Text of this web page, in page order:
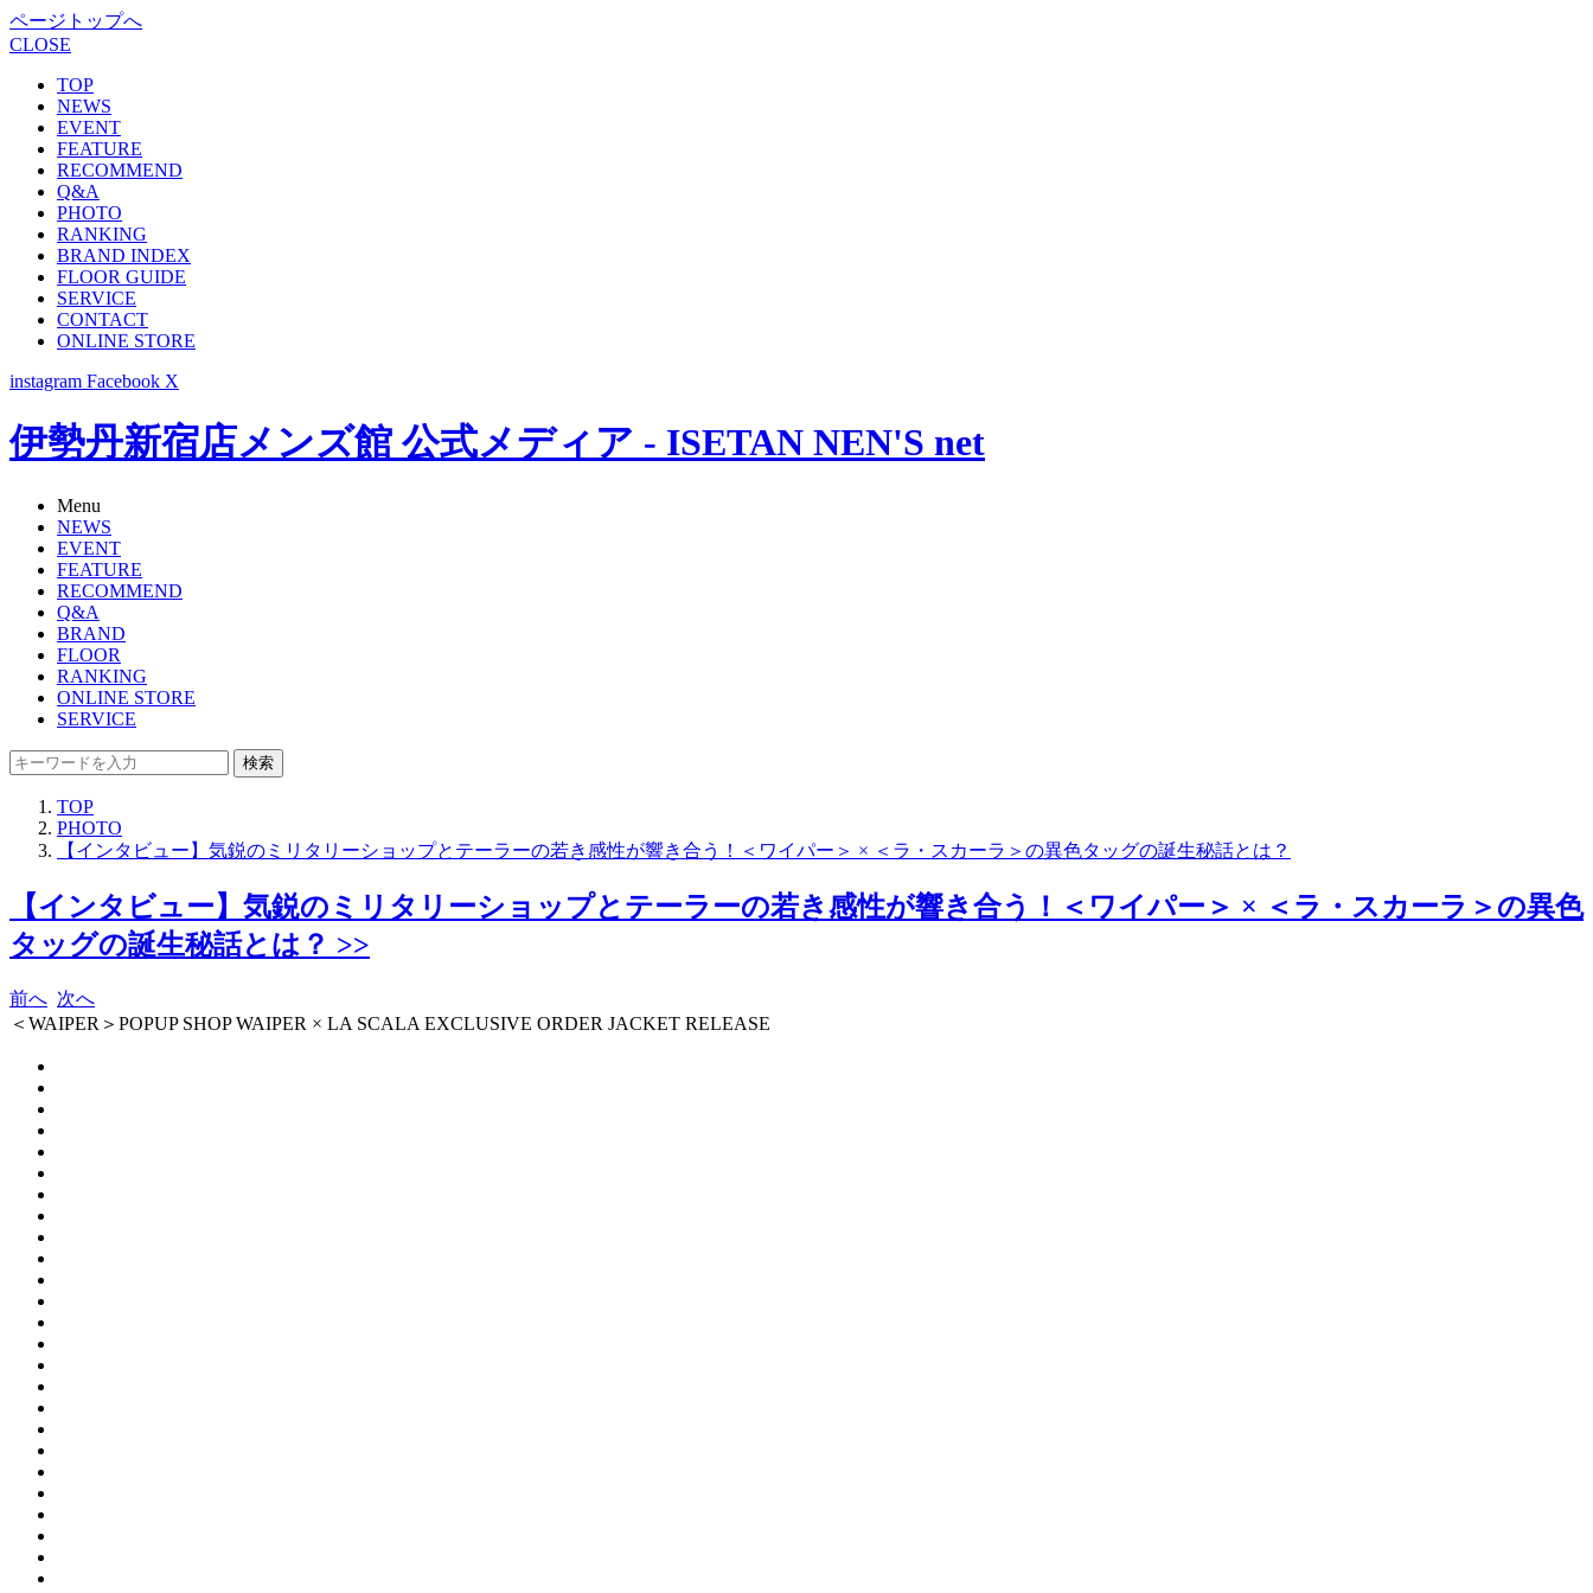
ページトップへ
CLOSE
TOP
NEWS
EVENT
FEATURE
RECOMMEND
Q&A
PHOTO
RANKING
BRAND INDEX
FLOOR GUIDE
SERVICE
CONTACT
ONLINE STORE
instagram Facebook X
伊勢丹新宿店メンズ館 公式メディア - ISETAN NEN'S net
Menu
NEWS
EVENT
FEATURE
RECOMMEND
Q&A
BRAND
FLOOR
RANKING
ONLINE STORE
SERVICE
検索
TOP
PHOTO
【インタビュー】気鋭のミリタリーショップとテーラーの若き感性が響き合う！＜ワイパー＞ × ＜ラ・スカーラ＞の異色タッグの誕生秘話とは？
【インタビュー】気鋭のミリタリーショップとテーラーの若き感性が響き合う！＜ワイパー＞ × ＜ラ・スカーラ＞の異色
タッグの誕生秘話とは？ >>
前へ 次へ
＜WAIPER＞POPUP SHOP WAIPER × LA SCALA EXCLUSIVE ORDER JACKET RELEASE